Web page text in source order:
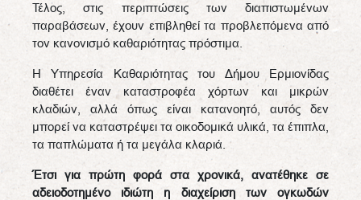
Τέλος, στις περιπτώσεις των διαπιστωμένων
παραβάσεων, έχουν επιβληθεί τα προβλεπόμενα από
τον κανονισμό καθαριότητας πρόστιμα.
Η Υπηρεσία Καθαριότητας του Δήμου Ερμιονίδας
διαθέτει έναν καταστροφέα χόρτων και μικρών
κλαδιών, αλλά όπως είναι κατανοητό, αυτός δεν
μπορεί να καταστρέψει τα οικοδομικά υλικά, τα έπιπλα,
τα παπλώματα ή τα μεγάλα κλαριά.
Έτσι για πρώτη φορά στα χρονικά, ανατέθηκε σε
αδειοδοτημένο ιδιώτη η διαχείριση των ογκωδών